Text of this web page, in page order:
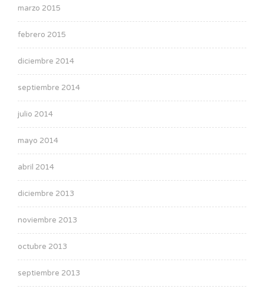
marzo 2015
febrero 2015
diciembre 2014
septiembre 2014
julio 2014
mayo 2014
abril 2014
diciembre 2013
noviembre 2013
octubre 2013
septiembre 2013